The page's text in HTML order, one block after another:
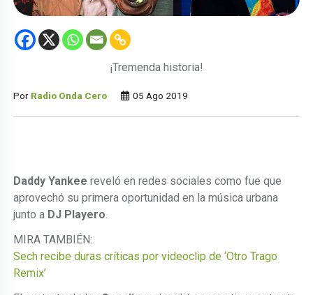
¡Tremenda historia!
Por Radio Onda Cero 05 Ago 2019
Daddy Yankee reveló en redes sociales como fue que
aprovechó su primera oportunidad en la música urbana
junto a DJ Playero
MIRA TAMBIÉN:
Sech recibe duras críticas por videoclip de ‘Otro Trago
Remix’